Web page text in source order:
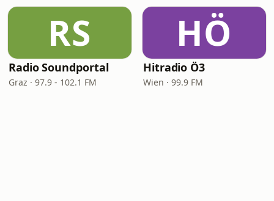
RS
Radio Soundportal
Graz · 97.9 - 102.1 FM
HÖ
Hitradio Ö3
Wien · 99.9 FM